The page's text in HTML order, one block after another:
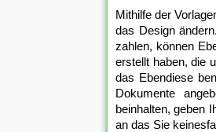
Mithilfe der
das Design
zahlen, können
erstellt haben, die
das Ebendiese
Dokumente
beinhalten, geben
an das Sie